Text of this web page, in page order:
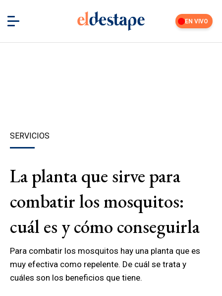
EN VIVO
SERVICIOS
La planta que sirve para
combatir los mosquitos:
cuál es y cómo conseguirla
Para combatir los mosquitos hay una planta que es
muy efectiva como repelente. De cuál se trata y
cuáles son los beneficios que tiene.